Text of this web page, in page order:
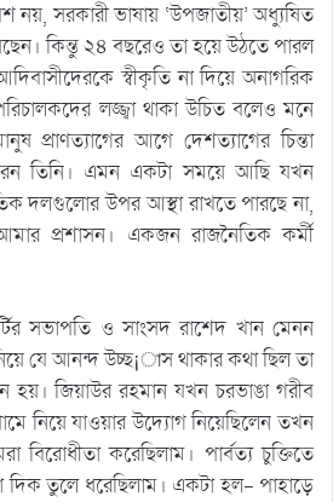
নয়, সরকারী ভাষায় ‘উপজাতীয়’ অধ্যুষিত
কিন্তু ২৪ বছরেও তা হয়ে উঠতে পারল
স্বীকৃতি না দিয়ে অনাগরিক
লজ্জ্বা থাকা উচিত বলেও মনে
প্রাণত্যাগের আগে দেশত্যাগের চিন্তা
তিনি। এমন একটা সময়ে আছি যখন
দলগুলোর উপর আস্থা রাখতে পারছে না,
প্রশাসন। একজন রাজনৈতিক কর্মী
সভাপতি ও সাংসদ রাশেদ খান মেনন
যে আনন্দ উচ্ছ¡াস থাকার কথা ছিল তা
জিয়াউর রহমান যখন চরভাঙা গরীব
নিয়ে যাওয়ার উদ্যোগ নিয়েছিলেন তখন
বিরোধীতা করেছিলাম। পার্বত্য চুক্তিতে
তুলে ধরেছিলাম। একটা হল- পাহাড়ে